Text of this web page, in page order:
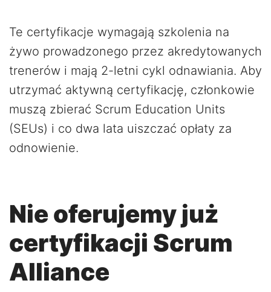
Te certyfikacje wymagają szkolenia na
żywo prowadzonego przez akredytowanych
trenerów i mają 2-letni cykl odnawiania. Aby
utrzymać aktywną certyfikację, członkowie
muszą zbierać Scrum Education Units
(SEUs) i co dwa lata uiszczać opłaty za
odnowienie.
Nie oferujemy już
certyfikacji Scrum
Alliance